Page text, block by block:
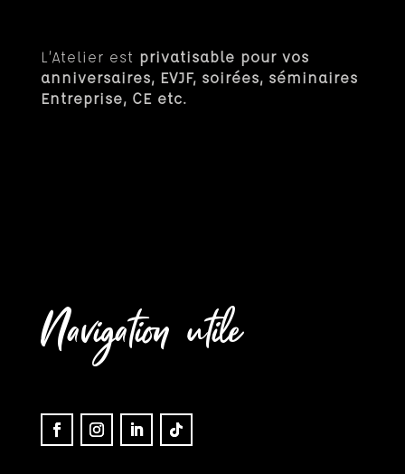
L’Atelier est privatisable pour vos
anniversaires, EVJF, soirées, séminaires
Entreprise, CE etc.
Navigation utile